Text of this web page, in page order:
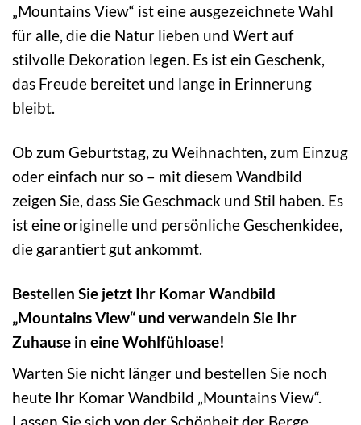
„Mountains View“ ist eine ausgezeichnete Wahl
für alle, die die Natur lieben und Wert auf
stilvolle Dekoration legen. Es ist ein Geschenk,
das Freude bereitet und lange in Erinnerung
bleibt.
Ob zum Geburtstag, zu Weihnachten, zum Einzug
oder einfach nur so – mit diesem Wandbild
zeigen Sie, dass Sie Geschmack und Stil haben. Es
ist eine originelle und persönliche Geschenkidee,
die garantiert gut ankommt.
Bestellen Sie jetzt Ihr Komar Wandbild
„Mountains View“ und verwandeln Sie Ihr
Zuhause in eine Wohlfühloase!
Warten Sie nicht länger und bestellen Sie noch
heute Ihr Komar Wandbild „Mountains View“.